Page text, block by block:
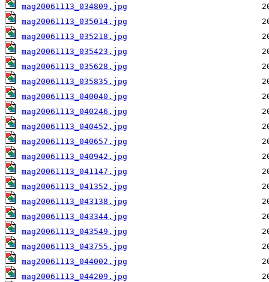
mag20061113_034809.jpg
mag20061113_035014.jpg
mag20061113_035218.jpg
mag20061113_035423.jpg
mag20061113_035628.jpg
mag20061113_035835.jpg
mag20061113_040040.jpg
mag20061113_040246.jpg
mag20061113_040452.jpg
mag20061113_040657.jpg
mag20061113_040942.jpg
mag20061113_041147.jpg
mag20061113_041352.jpg
mag20061113_043138.jpg
mag20061113_043344.jpg
mag20061113_043549.jpg
mag20061113_043755.jpg
mag20061113_044002.jpg
mag20061113_044209.jpg